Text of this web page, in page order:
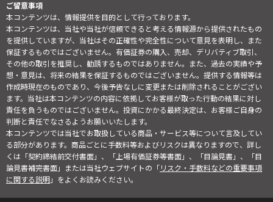
ご留意事項
本コンテンツは、情報提供を目的として行っております。
本コンテンツは、当社や当社が信頼できると考える情報源から提供されたもの
を提供していますが、当社はその正確性や完全性について意見を表明し、また
保証するものではございません。有価証券の購入、売却、デリバティブ取引、
その他の取引を推奨し、勧誘するものではありません。また、過去の実績や予
想・意見は、将来の結果を保証するものではございません。提供する情報等は
作成時現在のものであり、今後予告なしに変更または削除されることがござい
ます。当社は本コンテンツの内容に依拠してお客様が取った行動の結果に対し
責任を負うものではございません。投資にかかる最終決定は、お客様ご自身の
判断と責任でなさるようお願いいたします。
本コンテンツでは当社でお取扱している商品・サービス等について言及してい
る部分があります。商品ごとに手数料等およびリスクは異なりますので、詳し
くは「契約締結前交付書面」、「上場有価証券等書面」、「目論見書」、「目
論見書補完書面」または当社ウェブサイトの「リスク・手数料などの重要事項
に関する説明」をよくお読みください。